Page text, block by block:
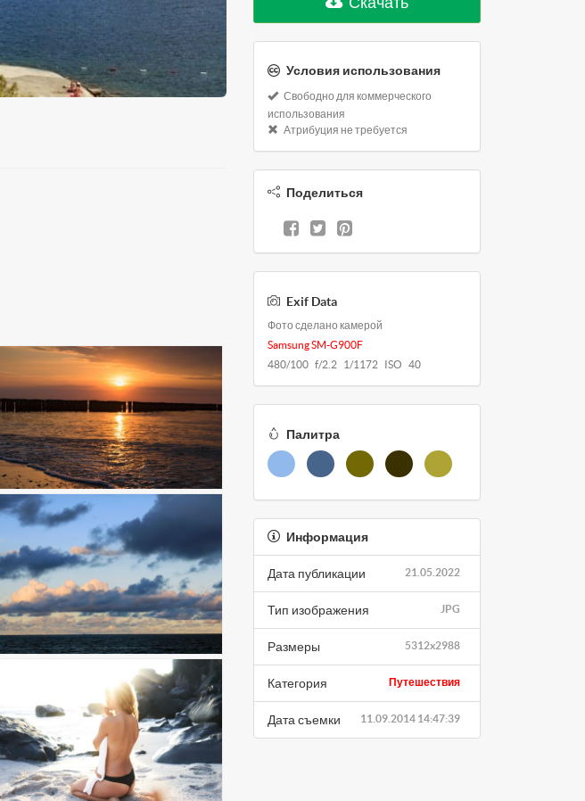
Условия использования
Свободно для коммерческого
использования
Атрибуция не требуется
Поделиться
Exif Data
Фото сделано камерой
Samsung SM-G900F
480/100 f/2.2 1/1172 ISO 40
Палитра
Информация
21.05.2022
Дата публикации
JPG
Тип изображения
5312x2988
Размеры
Путешествия
Категория
11.09.2014 14:47:39
Дата съемки